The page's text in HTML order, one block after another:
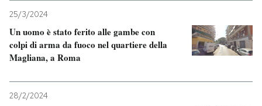
25/3/2024
Un uomo è stato ferito alle gambe con
colpi di arma da fuoco nel quartiere della
Magliana, a Roma
28/2/2024